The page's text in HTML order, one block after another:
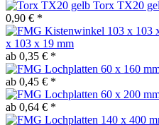
Torx TX20
0,90 € *
x 103 x 19 mm
ab 0,35 € *
ab 0,45 € *
ab 0,64 € *